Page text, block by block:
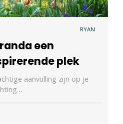
RYAN
een
plek
aanvulling zijn op je